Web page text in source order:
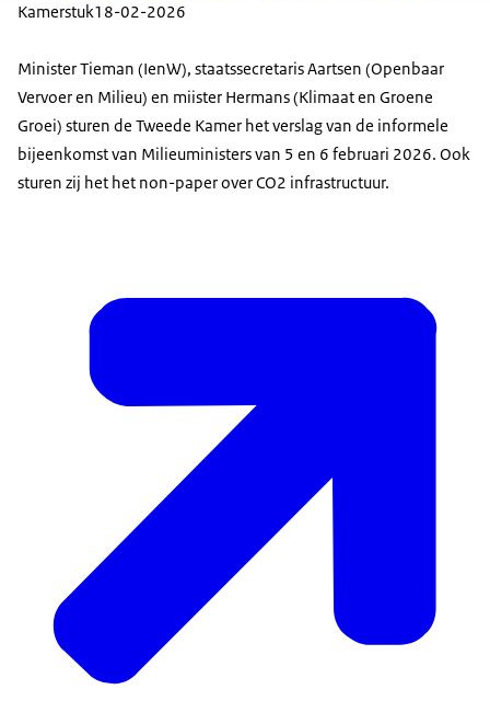
Kamerstuk18-02-2026
Minister Tieman (IenW), staatssecretaris Aartsen (Openbaar
Vervoer en Milieu) en miister Hermans (Klimaat en Groene
Groei) sturen de Tweede Kamer het verslag van de informele
bijeenkomst van Milieuministers van 5 en 6 februari 2026. Ook
sturen zij het het non-paper over CO2 infrastructuur.